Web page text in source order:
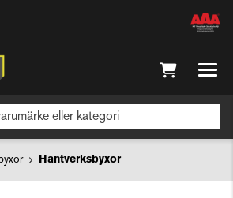
Hantverksbyxor